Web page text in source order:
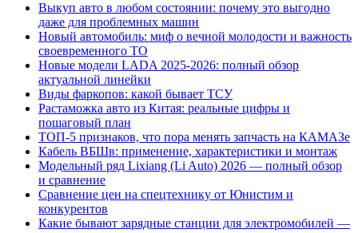
Выкуп авто в любом состоянии: почему это выгодно
даже для проблемных машин
Новый автомобиль: миф о вечной молодости и важность
своевременного ТО
Новые модели LADA 2025-2026: полный обзор
актуальной линейки
Виды фаркопов: какой бывает ТСУ
Растаможка авто из Китая: реальные цифры и
пошаговый план
ТОП-5 признаков, что пора менять запчасть на КАМАЗе
Кабель ВБШв: применение, характеристики и монтаж
Модельный ряд Lixiang (Li Auto) 2026 — полный обзор
и сравнение
Сравнение цен на спецтехнику от Юнистим и
конкурентов
Какие бывают зарядные станции для электромобилей —